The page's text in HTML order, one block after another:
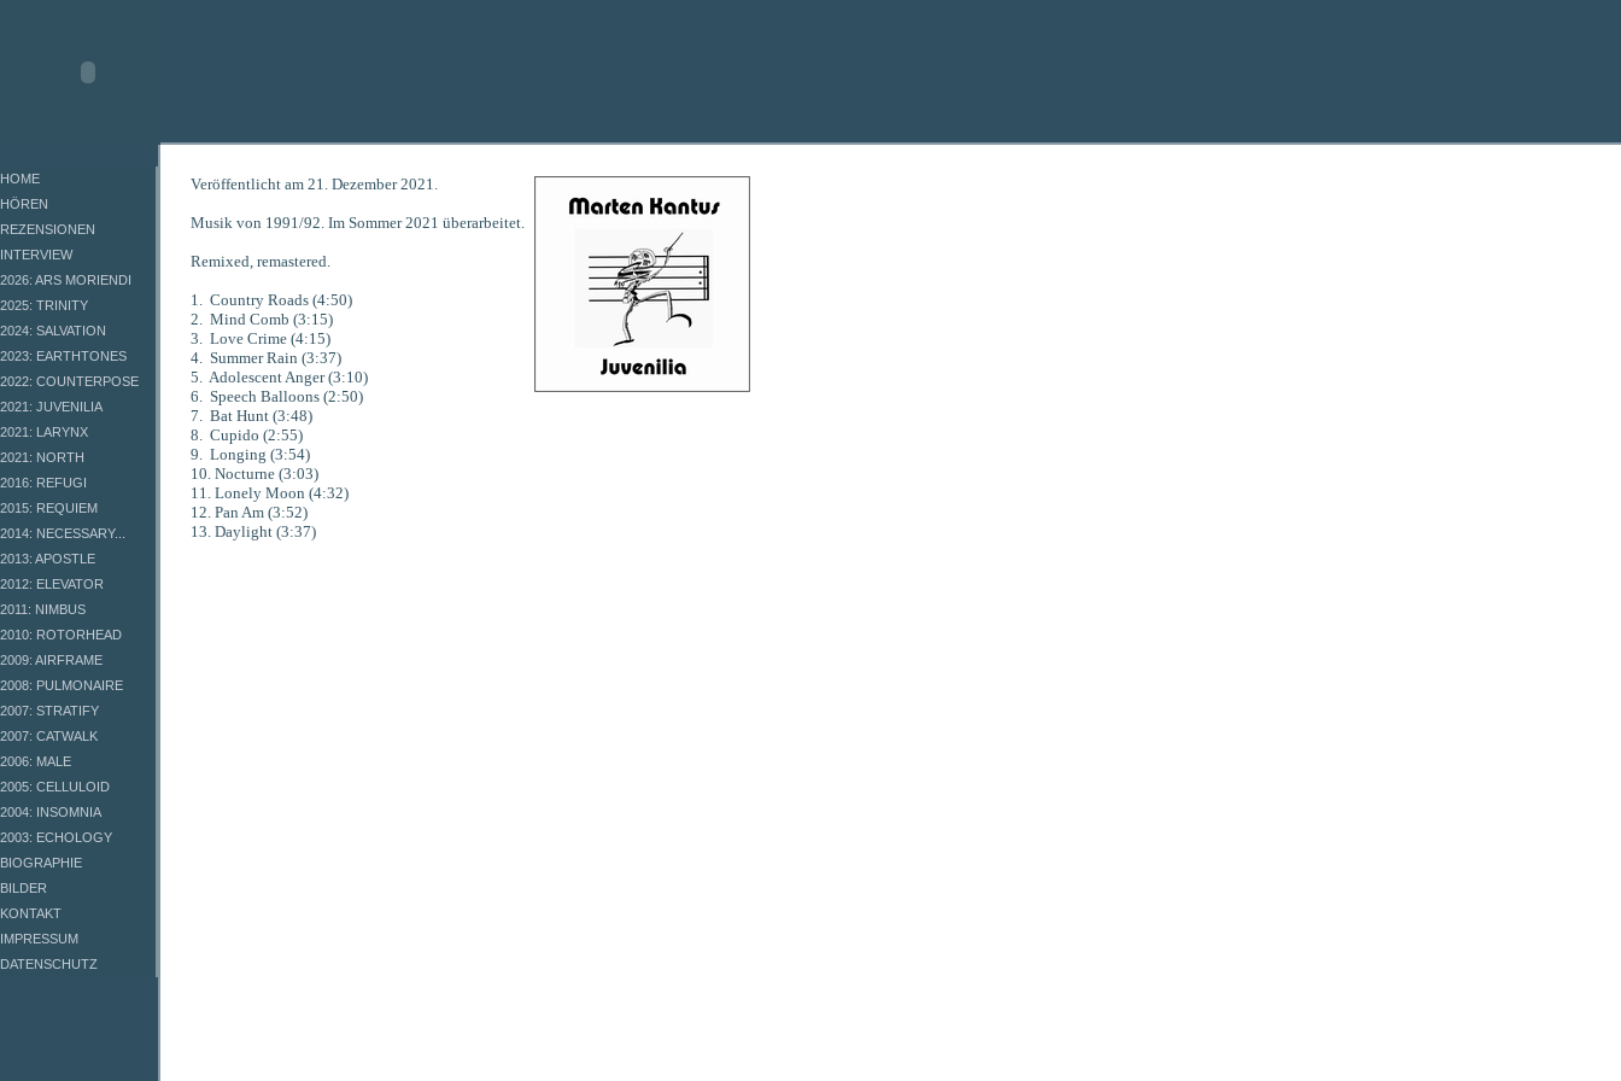
HOME
HÖREN
REZENSIONEN
INTERVIEW
2026: ARS MORIENDI
2025: TRINITY
2024: SALVATION
2023: EARTHTONES
2022: COUNTERPOSE
2021: JUVENILIA
2021: LARYNX
2021: NORTH
2016: REFUGI
2015: REQUIEM
2014: NECESSARY...
2013: APOSTLE
2012: ELEVATOR
2011: NIMBUS
2010: ROTORHEAD
2009: AIRFRAME
2008: PULMONAIRE
2007: STRATIFY
2007: CATWALK
2006: MALE
2005: CELLULOID
2004: INSOMNIA
2003: ECHOLOGY
BIOGRAPHIE
BILDER
KONTAKT
IMPRESSUM
DATENSCHUTZ
Veröffentlicht am 21. Dezember 2021.
Musik von 1991/92. Im Sommer 2021 überarbeitet.
Remixed, remastered.
1. Country Roads (4:50)
2. Mind Comb (3:15)
3. Love Crime (4:15)
4. Summer Rain (3:37)
5. Adolescent Anger (3:10)
6. Speech Balloons (2:50)
7. Bat Hunt (3:48)
8. Cupido (2:55)
9. Longing (3:54)
10. Nocturne (3:03)
11. Lonely Moon (4:32)
12. Pan Am (3:52)
13. Daylight (3:37)